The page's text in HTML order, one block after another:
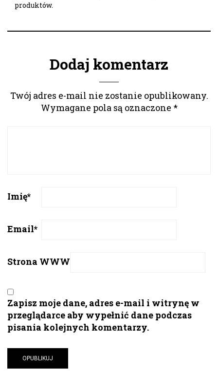
produktów.
Dodaj komentarz
Twój adres e-mail nie zostanie opublikowany.
Wymagane pola są oznaczone *
Imię*
Email*
Strona WWW
Zapisz moje dane, adres e-mail i witrynę w
przeglądarce aby wypełnić dane podczas
pisania kolejnych komentarzy.